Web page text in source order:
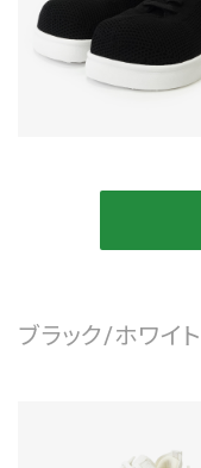
ブラック/ホワイト